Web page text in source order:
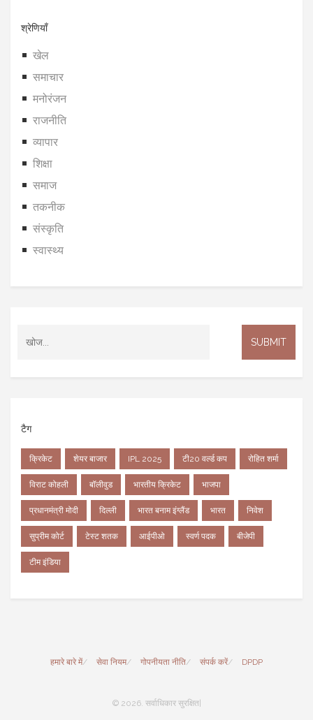
श्रेणियाँ
खेल
समाचार
मनोरंजन
राजनीति
व्यापार
शिक्षा
समाज
तकनीक
संस्कृति
स्वास्थ्य
टैग
क्रिकेट शेयर बाजार IPL 2025 टी20 वर्ल्ड कप रोहित शर्मा
विराट कोहली बॉलीवुड भारतीय क्रिकेट भाजपा
प्रधानमंत्री मोदी दिल्ली भारत बनाम इंग्लैंड भारत निवेश
सुप्रीम कोर्ट टेस्ट शतक आईपीओ स्वर्ण पदक बीजेपी
टीम इंडिया
हमारे बारे में सेवा नियम गोपनीयता नीति संपर्क करें DPDP
© 2026. सर्वाधिकार सुरक्षित|